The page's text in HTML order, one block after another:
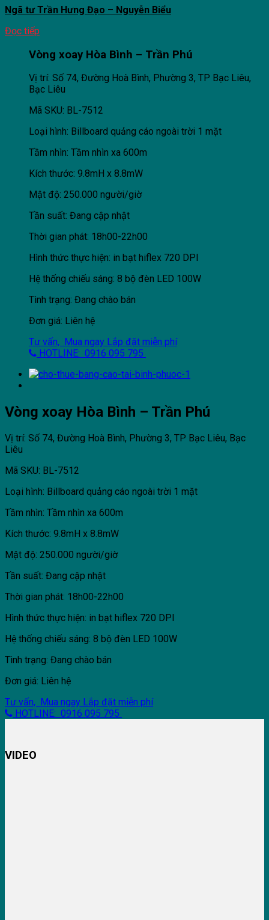
Ngã tư Trần Hưng Đạo – Nguyễn Biểu
Đọc tiếp
Vòng xoay Hòa Bình – Trần Phú
Vị trí: Số 74, Đường Hoà Bình, Phường 3, TP Bạc Liêu,
Bạc Liêu
Mã SKU: BL-7512
Loại hình: Billboard quảng cáo ngoài trời 1 mặt
Tầm nhìn: Tầm nhìn xa 600m
Kích thước: 9.8mH x 8.8mW
Mật độ: 250.000 người/giờ
Tần suất: Đang cập nhật
Thời gian phát: 18h00-22h00
Hình thức thực hiện: in bạt hiflex 720 DPI
Hệ thống chiếu sáng: 8 bộ đèn LED 100W
Tình trạng: Đang chào bán
Đơn giá: Liên hệ
Tư vấn, Mua ngay Lắp đặt miễn phí
HOTLINE: 0916 095 795
Vòng xoay Hòa Bình – Trần Phú
Vị trí: Số 74, Đường Hoà Bình, Phường 3, TP Bạc Liêu, Bạc
Liêu
Mã SKU: BL-7512
Loại hình: Billboard quảng cáo ngoài trời 1 mặt
Tầm nhìn: Tầm nhìn xa 600m
Kích thước: 9.8mH x 8.8mW
Mật độ: 250.000 người/giờ
Tần suất: Đang cập nhật
Thời gian phát: 18h00-22h00
Hình thức thực hiện: in bạt hiflex 720 DPI
Hệ thống chiếu sáng: 8 bộ đèn LED 100W
Tình trạng: Đang chào bán
Đơn giá: Liên hệ
Tư vấn, Mua ngay Lắp đặt miễn phí
HOTLINE: 0916 095 795
VIDEO